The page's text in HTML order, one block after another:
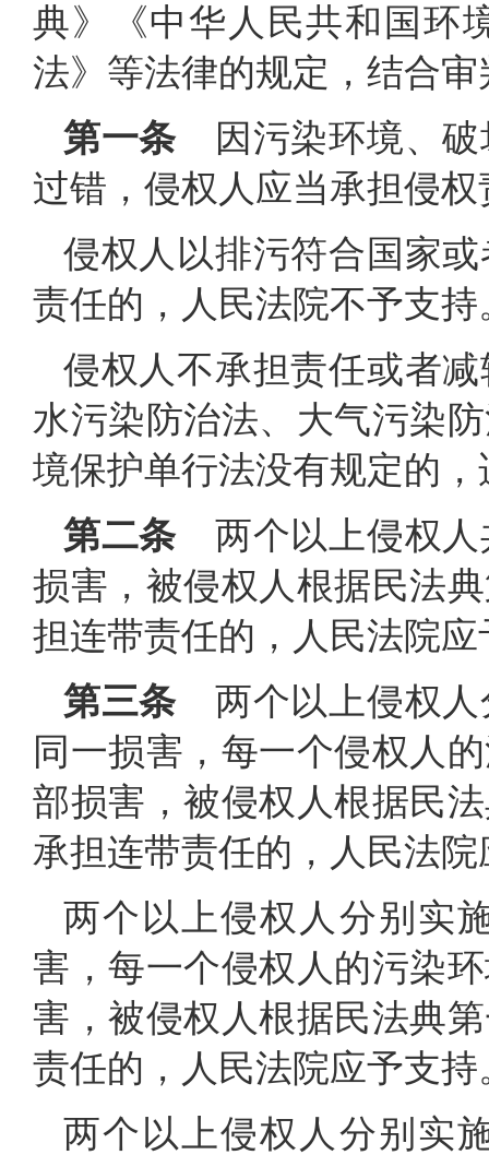
典》《中华人民共和国环
法》等法律的规定，结合
第一条 因污染环境、破
过错，侵权人应当承担侵权
侵权人以排污符合国家
责任的，人民法院不予支持
侵权人不承担责任或者
水污染防治法、大气污染
境保护单行法没有规定的
第二条 两个以上侵权人
损害，被侵权人根据民法
担连带责任的，人民法院
第三条 两个以上侵权人
同一损害，每一个侵权人
部损害，被侵权人根据民
承担连带责任的，人民法
两个以上侵权人分别实
害，每一个侵权人的污染
害，被侵权人根据民法典
责任的，人民法院应予支持
两个以上侵权人分别实